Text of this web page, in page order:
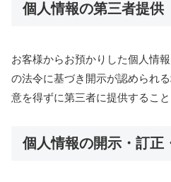
個人情報の第三者提供
お客様からお預かりした個人情
の法令に基づき開示が認められ
意を得ずに第三者に提供すること
個人情報の開示・訂正